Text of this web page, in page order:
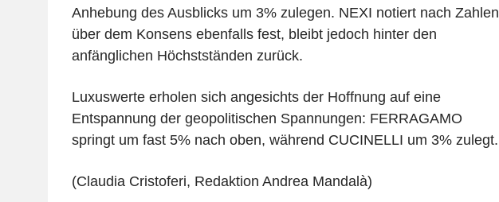
Anhebung des Ausblicks um 3% zulegen. NEXI notiert nach Zahlen
über dem Konsens ebenfalls fest, bleibt jedoch hinter den
anfänglichen Höchstständen zurück.
Luxuswerte erholen sich angesichts der Hoffnung auf eine
Entspannung der geopolitischen Spannungen: FERRAGAMO
springt um fast 5% nach oben, während CUCINELLI um 3% zulegt.
(Claudia Cristoferi, Redaktion Andrea Mandalà)